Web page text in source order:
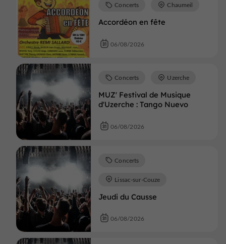
Accordéon en fête
Concerts Chaumeil
06/08/2026
MUZ' Festival de Musique
d'Uzerche : Tango Nuevo
Concerts Uzerche
06/08/2026
Jeudi du Causse
Concerts
Lissac-sur-Couze
06/08/2026